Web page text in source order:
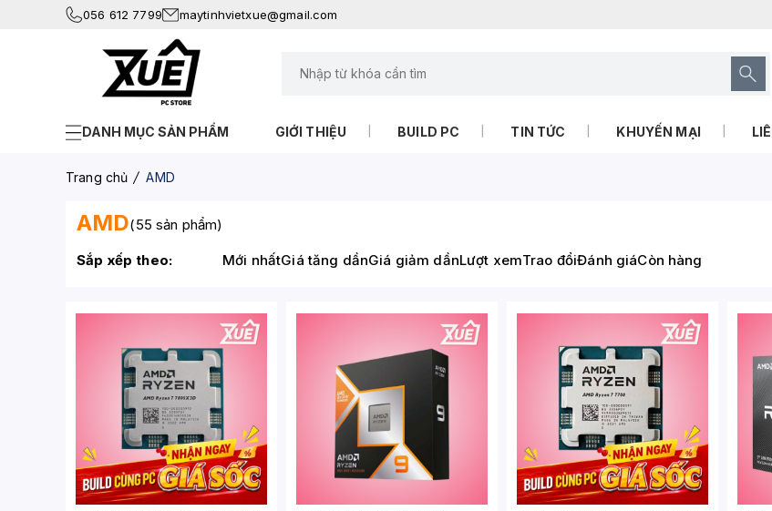
056 612 7799 maytinhvietxue@gmail.com
DANH MỤC SẢN PHẨM GIỚI THIỆU BUILD PC TIN TỨC KHUYẾN MẠI
Trang chủ AMD
AMD(55 sản phẩm)
Sắp xếp theo: Mới nhấtGiá tăng dầnGiá giảm dầnLượt xemTrao đổiĐánh giáCòn hàng